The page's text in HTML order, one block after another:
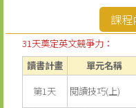
課程
31天奠定英文競爭力：
讀書計畫
單元名稱
第1天
閱讀技巧(上)